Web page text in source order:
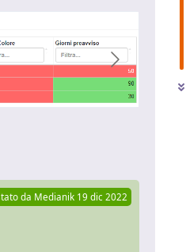
da Medianik 19 dic 2022